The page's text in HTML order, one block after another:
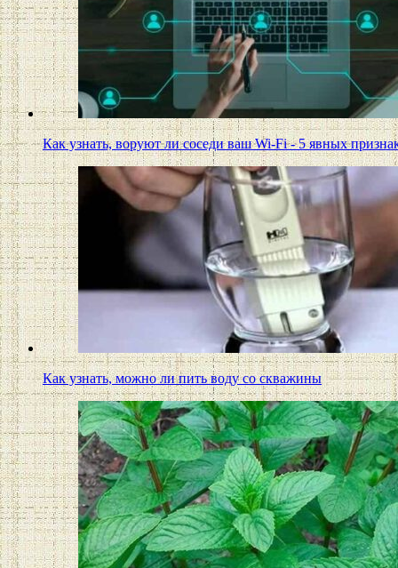
Как узнать, воруют ли соседи ваш Wi-Fi - 5 явных
Как узнать, можно ли пить воду со скважины